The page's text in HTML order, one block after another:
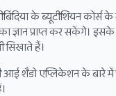
के ब्यूटीशियन
ज्ञान प्राप्त कर सकेंगे।
हैं।
शैडो एप्लिकेशन के बारे